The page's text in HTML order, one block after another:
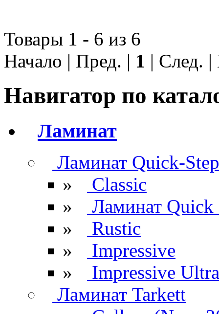
Товары 1 - 6 из 6
Начало | Пред. | 1 | След.
Навигатор по
Ламинат
Ламинат Quick-Step
»
Classic
»
Ламинат Quick
»
Rustic
»
Impressive
»
Impressive Ultra
Ламинат Tarkett